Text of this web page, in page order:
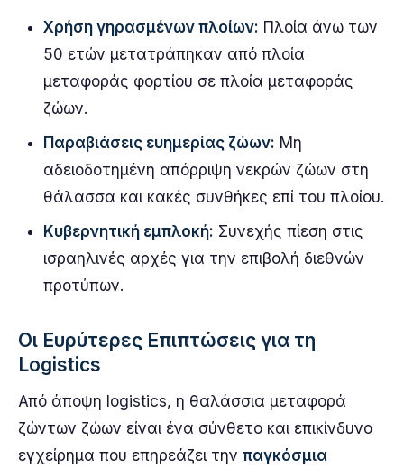
Χρήση γηρασμένων πλοίων: Πλοία άνω των
50 ετών μετατράπηκαν από πλοία
μεταφοράς φορτίου σε πλοία μεταφοράς
ζώων.
Παραβιάσεις ευημερίας ζώων: Μη
αδειοδοτημένη απόρριψη νεκρών ζώων στη
θάλασσα και κακές συνθήκες επί του πλοίου.
Κυβερνητική εμπλοκή: Συνεχής πίεση στις
ισραηλινές αρχές για την επιβολή διεθνών
προτύπων.
Οι Ευρύτερες Επιπτώσεις για τη
Logistics
Από άποψη logistics, η θαλάσσια μεταφορά
ζώντων ζώων είναι ένα σύνθετο και επικίνδυνο
εγχείρημα που επηρεάζει την παγκόσμια